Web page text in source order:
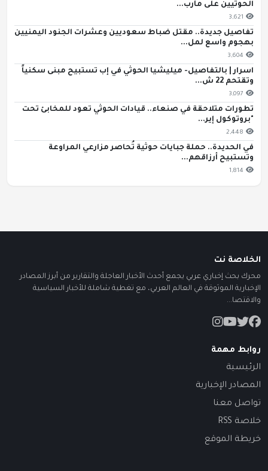
الحوثيين على مأرب...
3,621
تفاصيل جديدة.. مقتل ضباط سعوديين وعشرات الجنود اليمنيين
بهجوم واسع لمل...
3,604
اسرار | بالتفاصيل- ميليشيا الحوثي في إب تستبيح مبنى سكنياً
وتقتحم 22 ش...
3,097
تطورات متلاحقة في صنعاء.. قيادات الحوثي تعود للمخابئ تحت
"بروتوكول إير...
2,448
في الحديدة.. حملة جبايات حوثية تُحاصر مزارعي المراوعة
وتستبيح أرزاقهم...
1,814
الخلاصة نت
محرك بحث إخباري عربي يجمع أحدث الأخبار العاجلة والتقارير من أبرز المصادر
الإخبارية الموثوقة في العالم العربي، مع تغطية شاملة للأخبار السياسية
والاقتصا...
روابط مهمة
الرئيسية
المصادر الإخبارية
تواصل معنا
خلاصة RSS
خريطة الموقع